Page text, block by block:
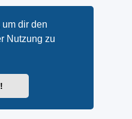
dir den
Nutzung zu